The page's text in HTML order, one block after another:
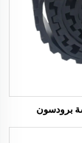
برودسون